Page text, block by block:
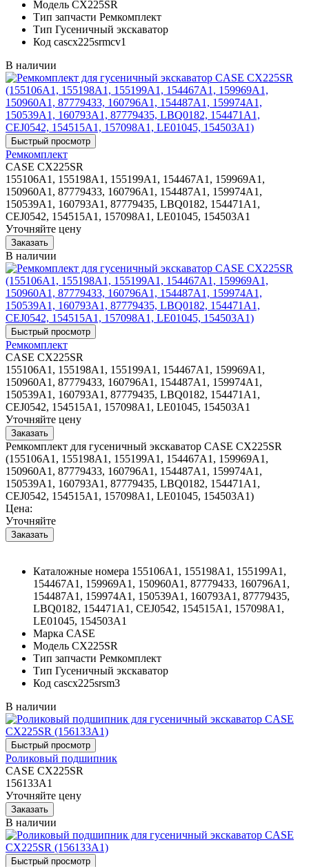
Модель CX225SR
Тип запчасти Ремкомплект
Тип Гусеничный экскаватор
Код cascx225srmcv1
В наличии
Ремкомплект
CASE CX225SR
155106A1, 155198A1, 155199A1, 154467A1, 159969A1,
150960A1, 87779433, 160796A1, 154487A1, 159974A1,
150539A1, 160793A1, 87779435, LBQ0182, 154471A1,
CEJ0542, 154515A1, 157098A1, LE01045, 154503A1
Уточняйте цену
В наличии
Ремкомплект
CASE CX225SR
155106A1, 155198A1, 155199A1, 154467A1, 159969A1,
150960A1, 87779433, 160796A1, 154487A1, 159974A1,
150539A1, 160793A1, 87779435, LBQ0182, 154471A1,
CEJ0542, 154515A1, 157098A1, LE01045, 154503A1
Уточняйте цену
Ремкомплект для гусеничный экскаватор CASE CX225SR
(155106A1, 155198A1, 155199A1, 154467A1, 159969A1,
150960A1, 87779433, 160796A1, 154487A1, 159974A1,
150539A1, 160793A1, 87779435, LBQ0182, 154471A1,
CEJ0542, 154515A1, 157098A1, LE01045, 154503A1)
Цена:
Уточняйте
Каталожные номера 155106A1, 155198A1, 155199A1,
154467A1, 159969A1, 150960A1, 87779433, 160796A1,
154487A1, 159974A1, 150539A1, 160793A1, 87779435,
LBQ0182, 154471A1, CEJ0542, 154515A1, 157098A1,
LE01045, 154503A1
Марка CASE
Модель CX225SR
Тип запчасти Ремкомплект
Тип Гусеничный экскаватор
Код cascx225srsm3
В наличии
Роликовый подшипник
CASE CX225SR
156133A1
Уточняйте цену
В наличии